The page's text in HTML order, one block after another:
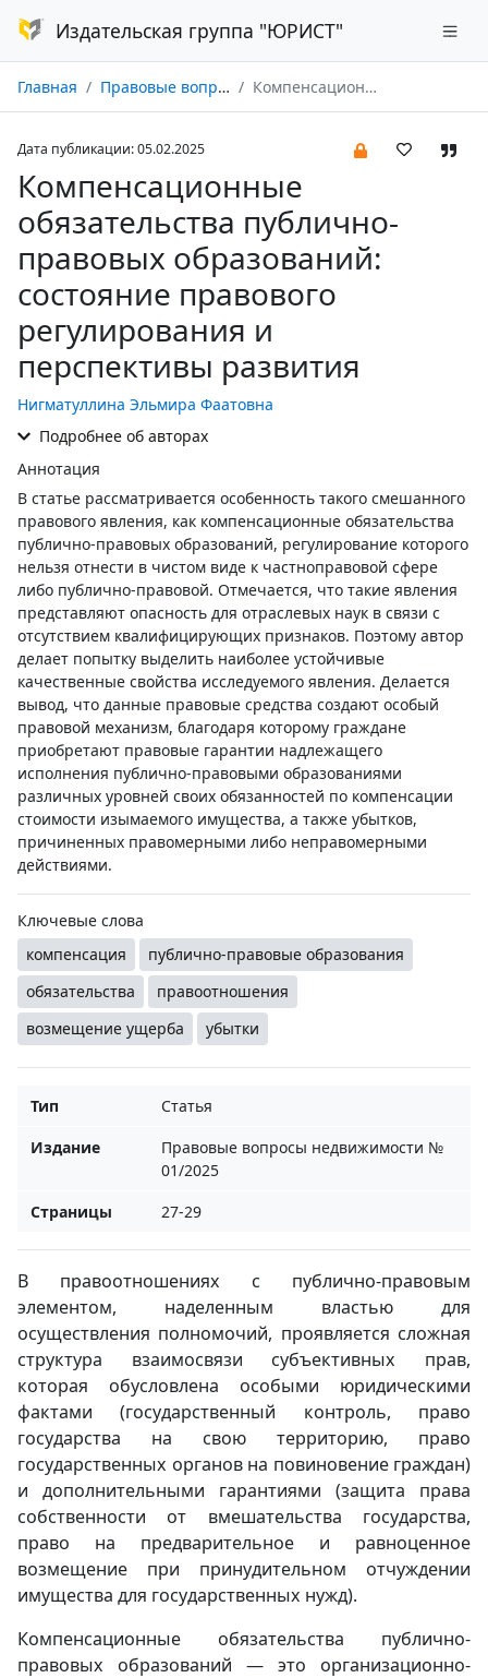
Издательская группа "ЮРИСТ"
Главная Правовые вопросы недвижимости № 01/2025 Компенсационные обязательства публично-правовых образований: состояние правового регулирования и перспективы развития
Дата публикации: 05.02.2025
Компенсационные
обязательства публично-
правовых образований:
состояние правового
регулирования и
перспективы развития
Нигматуллина Эльмира Фаатовна
Подробнее об авторах
Аннотация
В статье рассматривается особенность такого смешанного
правового явления, как компенсационные обязательства
публично-правовых образований, регулирование которого
нельзя отнести в чистом виде к частноправовой сфере
либо публично-правовой. Отмечается, что такие явления
представляют опасность для отраслевых наук в связи с
отсутствием квалифицирующих признаков. Поэтому автор
делает попытку выделить наиболее устойчивые
качественные свойства исследуемого явления. Делается
вывод, что данные правовые средства создают особый
правовой механизм, благодаря которому граждане
приобретают правовые гарантии надлежащего
исполнения публично-правовыми образованиями
различных уровней своих обязанностей по компенсации
стоимости изымаемого имущества, а также убытков,
причиненных правомерными либо неправомерными
действиями.
Ключевые слова
компенсация
публично-правовые образования
обязательства
правоотношения
возмещение ущерба
убытки
Тип
Статья
Издание
Правовые вопросы недвижимости №
01/2025
Страницы
27-29
В правоотношениях с публично-правовым
элементом, наделенным властью для
осуществления полномочий, проявляется сложная
структура взаимосвязи субъективных прав,
которая обусловлена особыми юридическими
фактами (государственный контроль, право
государства на свою территорию, право
государственных органов на повиновение граждан)
и дополнительными гарантиями (защита права
собственности от вмешательства государства,
право на предварительное и равноценное
возмещение при принудительном отчуждении
имущества для государственных нужд).
Компенсационные обязательства публично-
правовых образований — это организационно-